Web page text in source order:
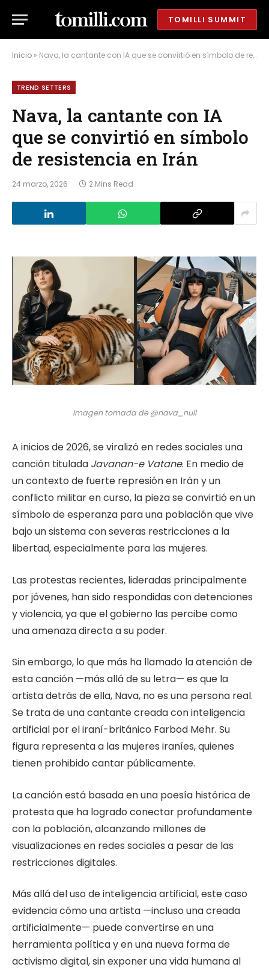
TOMILLI SUMMIT
Inicio » Nava, la cantante con IA que se convirtió en símbolo de resistencia en Irán
TREND SETTERS
Nava, la cantante con IA
que se convirtió en símbolo
de resistencia en Irán
24 marzo, 2026 2 Mins Read
Imagen tomada de @nava_null
A inicios de 2026, se viralizó en redes sociales una
canción titulada Javanan-e Vatane. En medio de
un contexto de fuerte represión en Irán y un
conflicto militar en curso, la pieza se convirtió en un
símbolo de esperanza para una población que vive
bajo un sistema con severas restricciones a la
libertad, especialmente para las mujeres.
Las protestas recientes, lideradas principalmente
por jóvenes, han sido respondidas con detenciones
y violencia, ya que el gobierno las percibe como
una amenaza directa a su poder.
Sin embargo, lo que más ha llamado la atención de
esta canción —más allá de su letra— es que la
artista detrás de ella, Nava, no es una persona real.
Se trata de una cantante creada con inteligencia
artificial por el iraní-británico Farbod Mehr. Su
figura representa a las mujeres iraníes, quienes
tienen prohibido cantar públicamente.
La canción está basada en una poesía histórica de
protesta que ha logrado conectar profundamente
con la población, alcanzando millones de
visualizaciones en redes sociales a pesar de las
restricciones digitales.
Más allá del uso de inteligencia artificial, este caso
evidencia cómo una artista —incluso una creada
artificialmente— puede convertirse en una
herramienta política y en una nueva forma de
activismo digital, sin exponer una vida humana al